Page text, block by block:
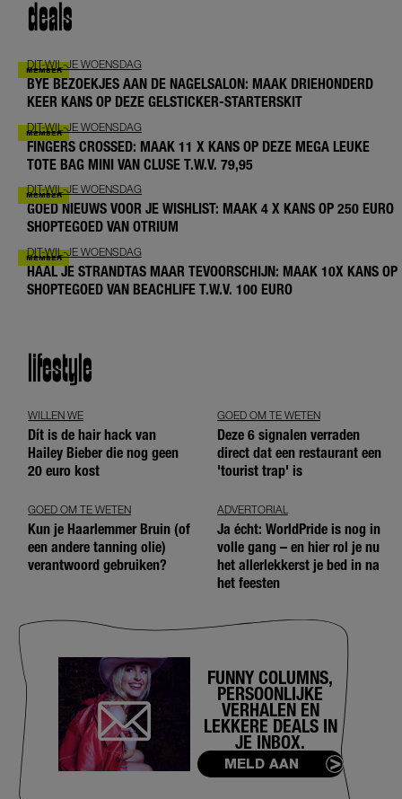
deals
DIT-WIL-JE WOENSDAG
BYE BEZOEKJES AAN DE NAGELSALON: MAAK DRIEHONDERD
KEER KANS OP DEZE GELSTICKER-STARTERSKIT
DIT-WIL-JE WOENSDAG
FINGERS CROSSED: MAAK 11 X KANS OP DEZE MEGA LEUKE
TOTE BAG MINI VAN CLUSE T.W.V. 79,95
DIT-WIL-JE WOENSDAG
GOED NIEUWS VOOR JE WISHLIST: MAAK 4 X KANS OP 250 EURO
SHOPTEGOED VAN OTRIUM
DIT-WIL-JE WOENSDAG
HAAL JE STRANDTAS MAAR TEVOORSCHIJN: MAAK 10X KANS OP
SHOPTEGOED VAN BEACHLIFE T.W.V. 100 EURO
lifestyle
WILLEN WE
Dít is de hair hack van
Hailey Bieber die nog geen
20 euro kost
GOED OM TE WETEN
Deze 6 signalen verraden
direct dat een restaurant een
'tourist trap' is
GOED OM TE WETEN
Kun je Haarlemmer Bruin (of
een andere tanning olie)
verantwoord gebruiken?
ADVERTORIAL
Ja écht: WorldPride is nog in
volle gang – en hier rol je nu
het allerlekkerst je bed in na
het feesten
FUNNY COLUMNS,
PERSOONLIJKE
VERHALEN EN
LEKKERE DEALS IN
JE INBOX.
MELD AAN